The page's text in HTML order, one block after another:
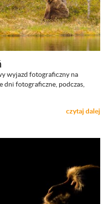
wyjazd fotograficzny na
dni fotograficzne, podczas,
czytaj dalej